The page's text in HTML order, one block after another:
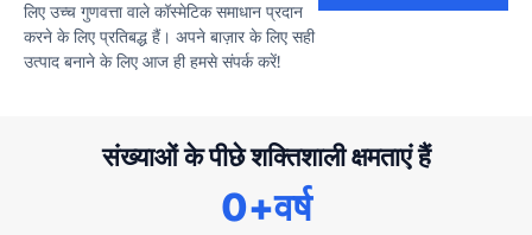
लिए उच्च गुणवत्ता वाले कॉस्मेटिक समाधान प्रदान
करने के लिए प्रतिबद्ध हैं। अपने बाज़ार के लिए सही
उत्पाद बनाने के लिए आज ही हमसे संपर्क करें!
संख्याओं के पीछे शक्तिशाली क्षमताएं हैं
0+वर्ष